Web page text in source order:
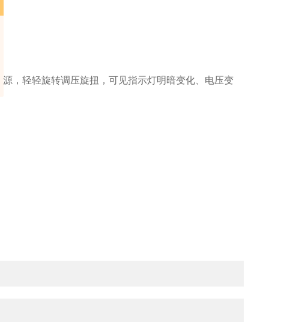
，轻轻旋转调压旋扭，可见指示灯明暗变化、电压变